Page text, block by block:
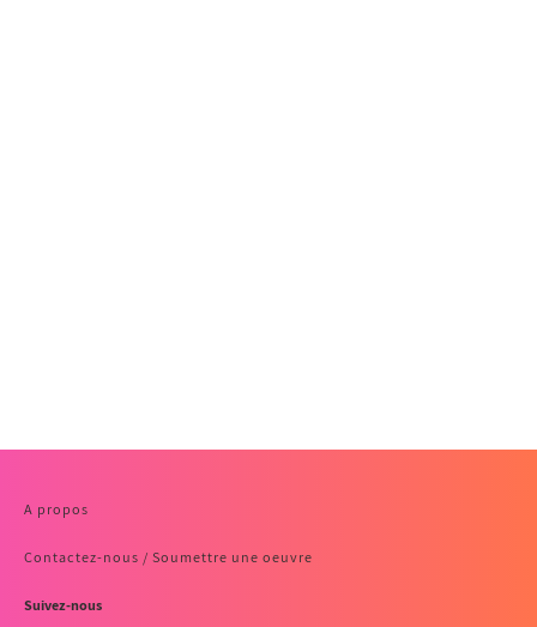
A propos
Contactez-nous / Soumettre une oeuvre
Suivez-nous